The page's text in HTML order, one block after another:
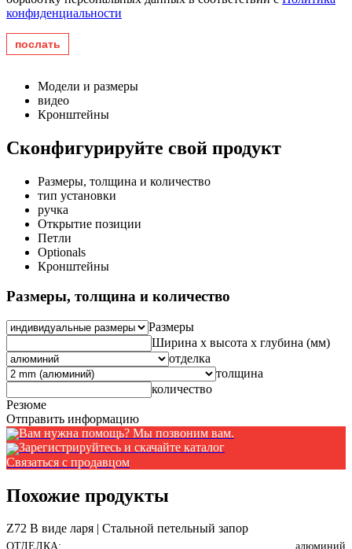
конфиденциальности
Модели и размеры
видео
Кронштейны
Сконфигурируйте свой продукт
Размеры, толщина и количество
тип установки
ручка
Открытие позиции
Петли
Optionals
Кронштейны
Размеры, толщина и количество
Размеры
Ширина x высота x глубина (мм)
отделка
толщина
количество
Резюме
Отправить информацию
Вам нужна помощь? Мы позвоним вам.
Зарегистрируйтесь и скачайте каталог
Связаться с продавцом
Похожие продукты
Z72 В виде ларя | Стальной петельный запор
ОТДЕЛКА:
алюминий